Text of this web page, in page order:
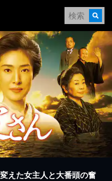
えた女主人と大番頭の奮